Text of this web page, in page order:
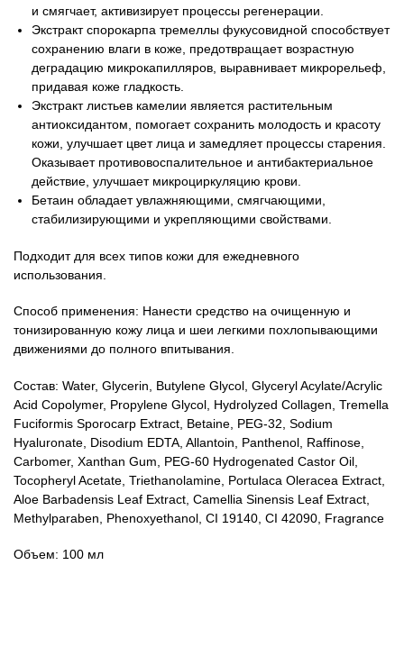
и смягчает, активизирует процессы регенерации.
Экстракт спорокарпа тремеллы фукусовидной способствует
сохранению влаги в коже, предотвращает возрастную
деградацию микрокапилляров, выравнивает микрорельеф,
придавая коже гладкость.
Экстракт листьев камелии является растительным
антиоксидантом, помогает сохранить молодость и красоту
кожи, улучшает цвет лица и замедляет процессы старения.
Оказывает противовоспалительное и антибактериальное
действие, улучшает микроциркуляцию крови.
Бетаин обладает увлажняющими, смягчающими,
стабилизирующими и укрепляющими свойствами.
Подходит для всех типов кожи для ежедневного
использования.
Способ применения: Нанести средство на очищенную и
тонизированную кожу лица и шеи легкими похлопывающими
движениями до полного впитывания.
Состав: Water, Glycerin, Butylene Glycol, Glyceryl Acylate/Acrylic
Acid Copolymer, Propylene Glycol, Hydrolyzed Collagen, Tremella
Fuciformis Sporocarp Extract, Betaine, PEG-32, Sodium
Hyaluronate, Disodium EDTA, Allantoin, Panthenol, Raffinose,
Carbomer, Xanthan Gum, PEG-60 Hydrogenated Castor Oil,
Tocopheryl Acetate, Triethanolamine, Portulaca Oleracea Extract,
Aloe Barbadensis Leaf Extract, Camellia Sinensis Leaf Extract,
Methylparaben, Phenoxyethanol, CI 19140, CI 42090, Fragrance
Объем: 100 мл